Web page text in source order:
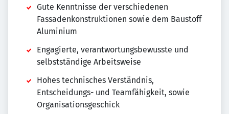
Gute Kenntnisse der verschiedenen
Fassadenkonstruktionen sowie dem Baustoff
Aluminium
Engagierte, verantwortungsbewusste und
selbstständige Arbeitsweise
Hohes technisches Verständnis,
Entscheidungs- und Teamfähigkeit, sowie
Organisationsgeschick